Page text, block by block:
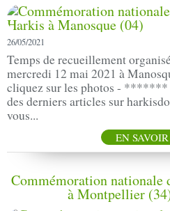
26/05/2021
Temps de recueillement
mercredi 12 mai 2021 à
cliquez sur les photos - *******
des derniers articles sur
vous...
EN
Commémoration nationale
à Montpellier